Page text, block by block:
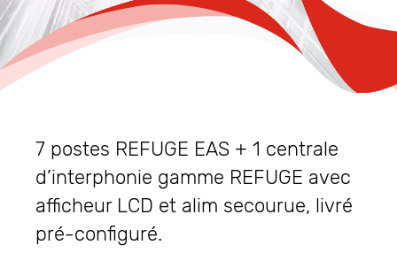
7 postes REFUGE EAS + 1 centrale
d’interphonie gamme REFUGE avec
afficheur LCD et alim secourue, livré
pré-configuré.